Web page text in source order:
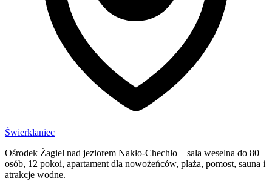
Świerklaniec
Ośrodek Żagiel nad jeziorem Nakło-Chechło – sala weselna do 80
osób, 12 pokoi, apartament dla nowożeńców, plaża, pomost, sauna i
atrakcje wodne.